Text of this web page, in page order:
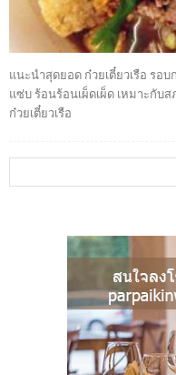
แนะนำสุดยอด ก๋วยเตี๋ยวเรือ รอบ
แซ่บ ร้อนร้อนเผ็ดเผ็ด เหมาะกับ
ก๋วยเตี๋ยวเรือ